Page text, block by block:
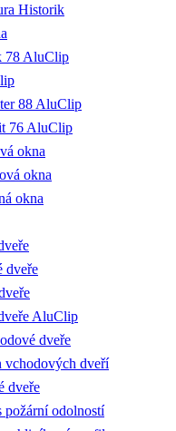
Historik
78 AluClip
88 AluClip
76 AluClip
okna
okna
okna
dveře
AluClip
dveře
dveří
dveře
odolností